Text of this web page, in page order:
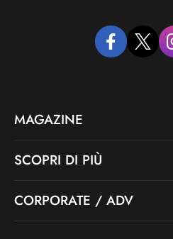
facebooktwitter
MAGAZINE
SCOPRI DI PIÙ
CORPORATE / ADV